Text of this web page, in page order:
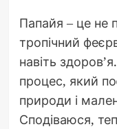
Папайя – це не
тропічний
навіть
процес, який
природи і
Сподіваюся,